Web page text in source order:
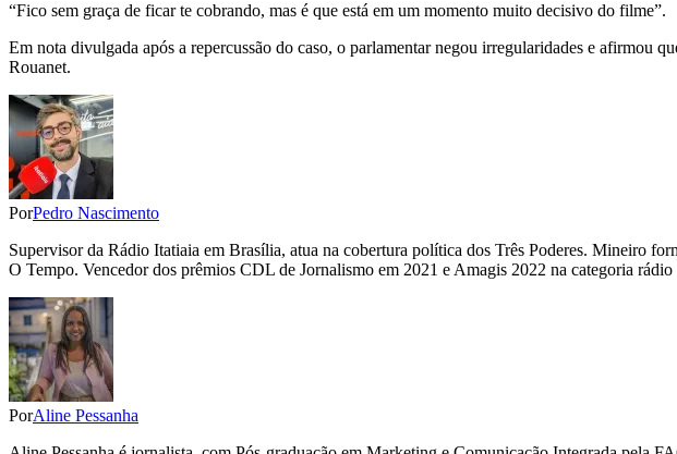
“Fico sem graça de ficar te cobrando, mas é que está em um momento muito decisivo do filme”.
Em nota divulgada após a repercussão do caso, o parlamentar negou irregularidades e afirmou
Rouanet.
PorPedro Nascimento
Supervisor da Rádio Itatiaia em Brasília, atua na cobertura política dos Três Poderes. Mineiro
O Tempo. Vencedor dos prêmios CDL de Jornalismo em 2021 e Amagis 2022 na categoria rádio
PorAline Pessanha